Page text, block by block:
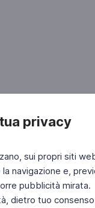
privacy
sui propri siti
navigazione e,
pubblicità mirata.
dietro tuo